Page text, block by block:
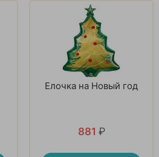
Елочка на Новый год
881 ₽